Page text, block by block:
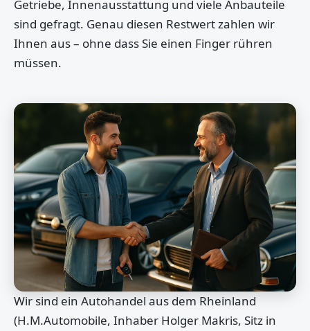
Getriebe, Innenausstattung und viele Anbauteile
sind gefragt. Genau diesen Restwert zahlen wir
Ihnen aus – ohne dass Sie einen Finger rühren
müssen.
Wir sind ein Autohandel aus dem Rheinland
(H.M.Automobile, Inhaber Holger Makris, Sitz in